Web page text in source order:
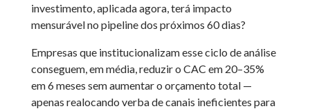
investimento, aplicada agora, terá impacto
mensurável no pipeline dos próximos 60 dias?
Empresas que institucionalizam esse ciclo de análise
conseguem, em média, reduzir o CAC em 20–35%
em 6 meses sem aumentar o orçamento total —
apenas realocando verba de canais ineficientes para